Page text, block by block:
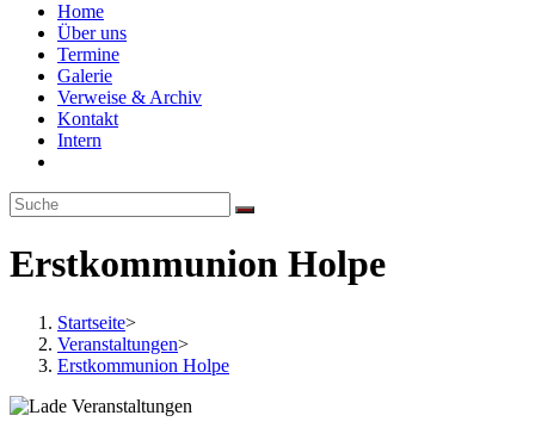
Home
Über uns
Termine
Galerie
Verweise & Archiv
Kontakt
Intern
search
Erstkommunion Holpe
Startseite>
Veranstaltungen>
Erstkommunion Holpe